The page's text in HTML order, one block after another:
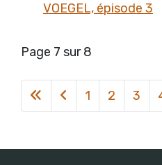
VOEGEL, épisode 3
Page 7 sur 8
1 2 3